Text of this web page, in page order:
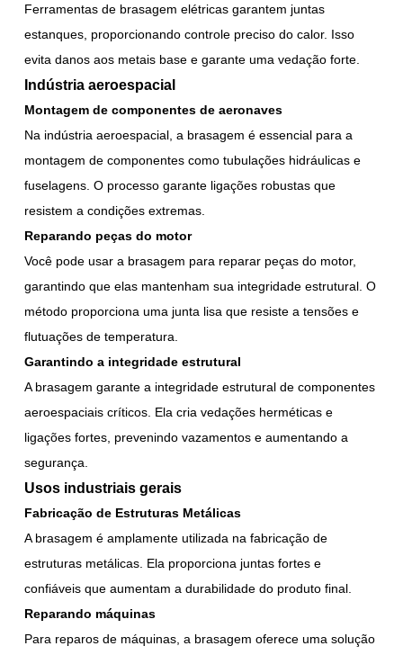
Ferramentas de brasagem elétricas garantem juntas
estanques, proporcionando controle preciso do calor. Isso
evita danos aos metais base e garante uma vedação forte.
Indústria aeroespacial
Montagem de componentes de aeronaves
Na indústria aeroespacial, a brasagem é essencial para a
montagem de componentes como tubulações hidráulicas e
fuselagens. O processo garante ligações robustas que
resistem a condições extremas.
Reparando peças do motor
Você pode usar a brasagem para reparar peças do motor,
garantindo que elas mantenham sua integridade estrutural. O
método proporciona uma junta lisa que resiste a tensões e
flutuações de temperatura.
Garantindo a integridade estrutural
A brasagem garante a integridade estrutural de componentes
aeroespaciais críticos. Ela cria vedações herméticas e
ligações fortes, prevenindo vazamentos e aumentando a
segurança.
Usos industriais gerais
Fabricação de Estruturas Metálicas
A brasagem é amplamente utilizada na fabricação de
estruturas metálicas. Ela proporciona juntas fortes e
confiáveis que aumentam a durabilidade do produto final.
Reparando máquinas
Para reparos de máquinas, a brasagem oferece uma solução